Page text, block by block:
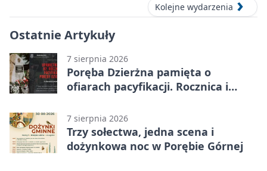
Kolejne wydarzenia
Ostatnie Artykuły
7 sierpnia 2026
Poręba Dzierżna pamięta o
ofiarach pacyfikacji. Rocznica i
7 sierpnia 2026
Trzy sołectwa, jedna scena i
dożynkowa noc w Porębie Górnej